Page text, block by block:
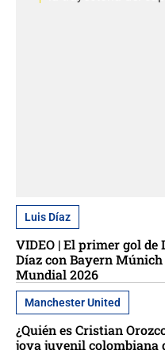
Luis Díaz
VIDEO | El primer gol de
Díaz con Bayern
Mundial 2026
Manchester United
¿Quién es Cristian
joya juvenil colombiana